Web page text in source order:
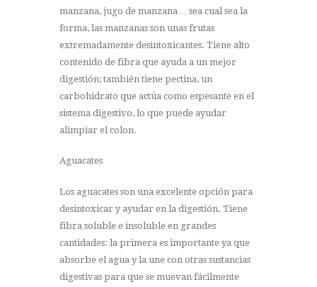
manzana, jugo de manzana… sea cual sea la
forma, las manzanas son unas frutas
extremadamente desintoxicantes. Tiene alto
contenido de fibra que ayuda a un mejor
digestión; también tiene pectina, un
carbohidrato que actúa como espesante en el
sistema digestivo, lo que puede ayudar
alimpiar el colon.
Aguacates
Los aguacates son una excelente opción para
desintoxicar y ayudar en la digestión. Tiene
fibra soluble e insoluble en grandes
cantidades: la primera es importante ya que
absorbe el agua y la une con otras sustancias
digestivas para que se muevan fácilmente